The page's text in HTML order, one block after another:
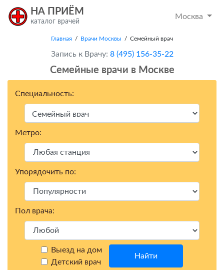
НА ПРИЁМ
каталог врачей
Москва
Главная / Врачи Москвы / Семейный врач
Запись к Врачу: 8 (495) 156-35-22
Семейные врачи в Москвe
Специальность:
Метро:
Упорядочить по:
Пол врача:
Выезд на дом
Детский врач
Найти